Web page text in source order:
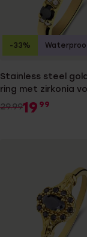
Stainless steel
ring met zirkonia
29.9919 99
-33%